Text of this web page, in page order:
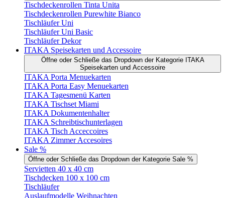
Tischdeckenrollen Tinta Unita
Tischdeckenrollen Purewhite Bianco
Tischläufer Uni
Tischläufer Uni Basic
Tischläufer Dekor
ITAKA Speisekarten und Accessoire
Öffne oder Schließe das Dropdown der Kategorie ITAKA
Speisekarten und Accessoire
ITAKA Porta Menuekarten
ITAKA Porta Easy Menuekarten
ITAKA Tagesmenü Karten
ITAKA Tischset Miami
ITAKA Dokumentenhalter
ITAKA Schreibtischunterlagen
ITAKA Tisch Acceccoires
ITAKA Zimmer Accesoires
Sale %
Öffne oder Schließe das Dropdown der Kategorie Sale %
Servietten 40 x 40 cm
Tischdecken 100 x 100 cm
Tischläufer
Auslaufmodelle Weihnachten